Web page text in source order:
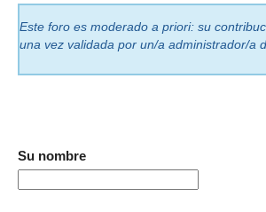
Este foro es moderado a priori: su
una vez validada por un/a administrador/a
Su nombre